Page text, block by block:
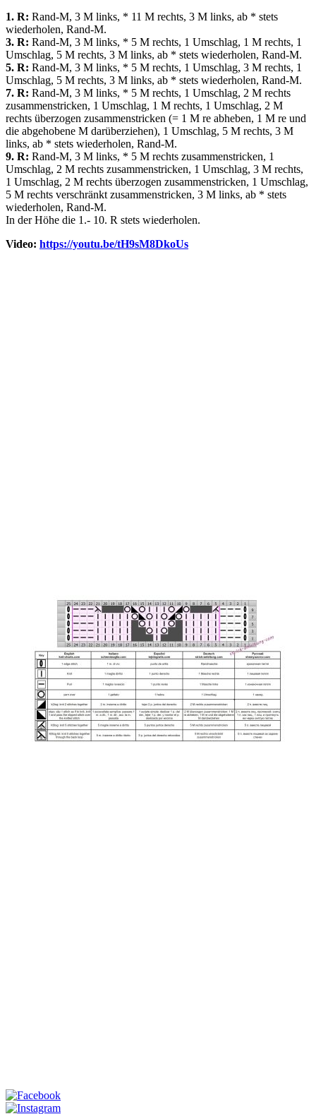
1. R: Rand-M, 3 M links, * 11 M rechts, 3 M links, ab * stets
wiederholen, Rand-M.
3. R: Rand-M, 3 M links, * 5 M rechts, 1 Umschlag, 1 M rechts, 1
Umschlag, 5 M rechts, 3 M links, ab * stets wiederholen, Rand-M.
5. R: Rand-M, 3 M links, * 5 M rechts, 1 Umschlag, 3 M rechts, 1
Umschlag, 5 M rechts, 3 M links, ab * stets wiederholen, Rand-M.
7. R: Rand-M, 3 M links, * 5 M rechts, 1 Umschlag, 2 M rechts
zusammenstricken, 1 Umschlag, 1 M rechts, 1 Umschlag, 2 M
rechts überzogen zusammenstricken (= 1 M re abheben, 1 M re und
die abgehobene M darüberziehen), 1 Umschlag, 5 M rechts, 3 M
links, ab * stets wiederholen, Rand-M.
9. R: Rand-M, 3 M links, * 5 M rechts zusammenstricken, 1
Umschlag, 2 M rechts zusammenstricken, 1 Umschlag, 3 M rechts,
1 Umschlag, 2 M rechts überzogen zusammenstricken, 1 Umschlag,
5 M rechts verschränkt zusammenstricken, 3 M links, ab * stets
wiederholen, Rand-M.
In der Höhe die 1.- 10. R stets wiederholen.
Video: https://youtu.be/tH9sM8DkoUs